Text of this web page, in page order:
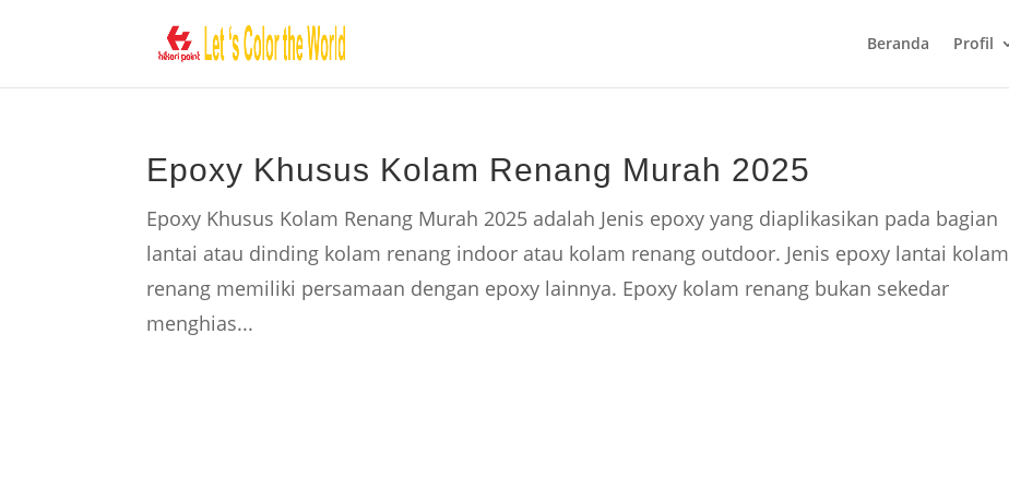
Beranda Profil
Epoxy Khusus Kolam Renang Murah 2025
Epoxy Khusus Kolam Renang Murah 2025 adalah Jenis epoxy yang diaplikasikan pada bagian
lantai atau dinding kolam renang indoor atau kolam renang outdoor. Jenis epoxy lantai kolam
renang memiliki persamaan dengan epoxy lainnya. Epoxy kolam renang bukan sekedar
menghias...